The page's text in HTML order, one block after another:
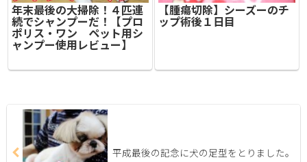
年末最後の大掃除！４匹連
続でシャンプーだ！【プロ
ポリス・ワン ペット用シ
ャンプー使用レビュー】
【腫瘍切除】シーズーのチ
ップ術後１日目
平成最後の記念に犬の足型をとりました。